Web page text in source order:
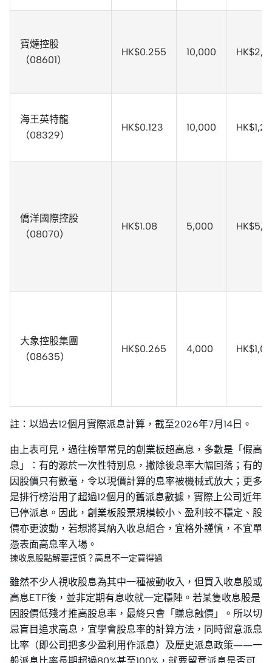
寶燵控股
（08601）
HK$0.255 10,000
海王英特龍
（08329）
HK$0.123 10,000
僑洋國際控股
（08070）
HK$1.08 5,000
大象控股集團
（08635）
HK$0.265 4,000
註：以過去12個月實際派息計算，截至2026年7月14日。
由上表可見，過往榜單常見的創業板超高息，多數是「假高
息」：有的源於一次性特別息，撇除後息率大幅回落；有的
因股價只有數毫，令以現價計算的息率被機械式放大；更多
是排行榜沿用了超過12個月的舊派息數據，實際上公司近年
已停派息。因此，創業板股票規模較小、盈利較不穩定、股
價亦更波動，若想將其納入收息組合，宜格外謹慎，不宜單
憑表面高息率入場。
揀收息股點解要謹慎？高息不一定買得過
雖然不少人視收股息為其中一種被動收入，但買入收息股或
高息ETF後，並非定期有息收就一定穩陣。若某隻收息股是
因股價低殘才推高股息率，最終只會「賺息蝕價」。所以切
忌盲目追求高息，宜學會股息率的計算方法，同時留意派息
比率（即公司把多少盈利用作派息）及歷史派息政策——一
般派息比率長期超過80%甚至100%，就要留意派息是否可